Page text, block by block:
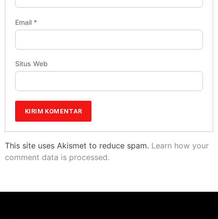
Email *
Situs Web
This site uses Akismet to reduce spam. Learn how your
comment data is processed.